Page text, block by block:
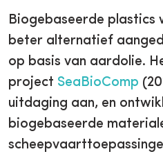
Biogebaseerde plastics
beter alternatief
op basis van aardolie.
project SeaBioComp
uitdaging aan, en
biogebaseerde